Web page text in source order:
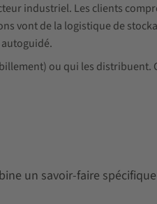
industriel. Les clients
vont de la logistique de
ou qui les distribuent.
un savoir-faire